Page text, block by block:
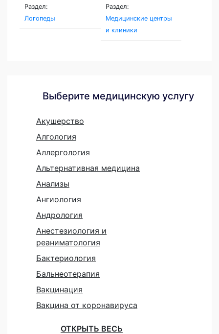
Раздел:
Логопеды
Раздел:
Медицинские центры
и клиники
Выберите медицинскую услугу
Акушерство
Алгология
Аллергология
Альтернативная медицина
Анализы
Ангиология
Андрология
Анестезиология и
реаниматология
Бактериология
Бальнеотерапия
Вакцинация
Вакцина от коронавируса
ОТКРЫТЬ ВЕСЬ